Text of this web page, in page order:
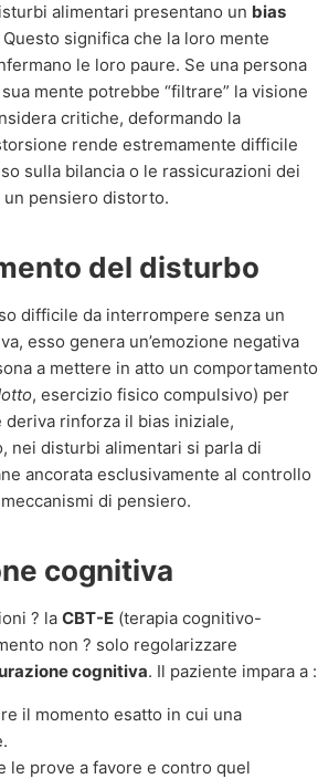
alimentari presentano un bias
significa che la loro mente
le loro paure. Se una persona
mente potrebbe “filtrare” la visione
critiche, deformando la
rende estremamente difficile
sulla bilancia o le rassicurazioni dei
un pensiero distorto.
del disturbo
difficile da interrompere senza un
esso genera un’emozione negativa
a mettere in atto un comportamento
, esercizio fisico compulsivo) per
rinforza il bias iniziale,
nei disturbi alimentari si parla di
ancorata esclusivamente al controllo
di pensiero.
cognitiva
? la CBT-E (terapia cognitivo-
non ? solo regolarizzare
cognitiva. Il paziente impara a :
il momento esatto in cui una
le prove a favore e contro quel